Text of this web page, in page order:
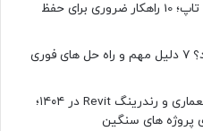
آموزش جلوگیری از هک شدن لپ تاپ؛ 10 راهکار ضروری برای حفظ
چرا لپتاپ شما ناگهان کند می شود؟ ۷ دلیل مهم و راه حل های فوری
راهنمای خرید لپ تاپ مخصوص معماری و رندرینگ Revit در ۱۴۰۴؛
پروژه های سنگین